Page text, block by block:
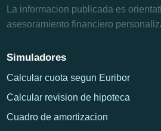
La informacion publicada es
asesoramiento financiero
Simuladores
Calcular cuota segun Euribor
Calcular revision de hipoteca
Cuadro de amortizacion